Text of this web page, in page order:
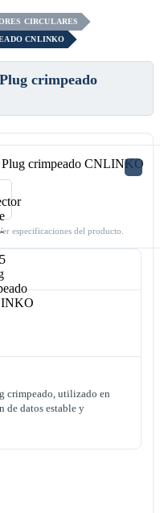
CIRCULARES
CNLINKO
crimpeado
especificaciones del producto.
crimpeado, utilizado en
de datos estable y